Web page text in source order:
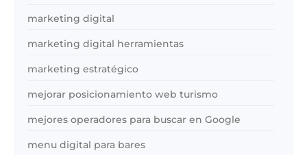
marketing digital
marketing digital herramientas
marketing estratégico
mejorar posicionamiento web turismo
mejores operadores para buscar en Google
menu digital para bares